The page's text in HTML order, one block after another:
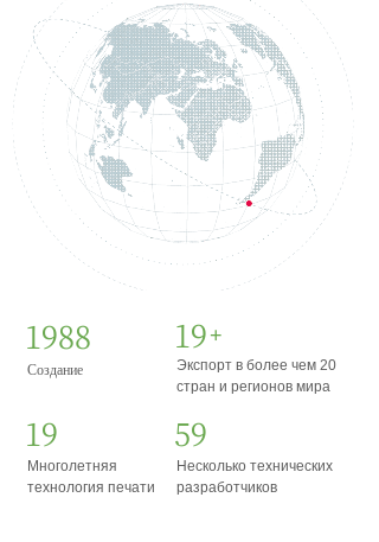
Несколько технических
разработчиков
60
20
Многолетняя
технология печати
+
Экспорт в более чем 20
стран и регионов мира
20
Создание
2002